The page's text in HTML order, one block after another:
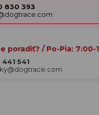
830 393
poradiť? / Po-Pia: 7:00-
441 541